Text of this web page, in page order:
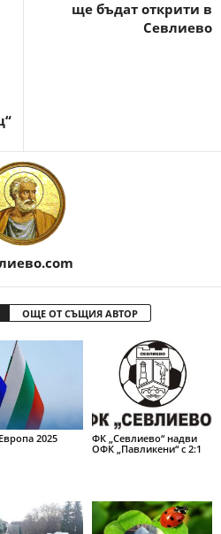
ще бъдат открити в
Севлиево
ОЩЕ ОТ СЪЩИЯ АВТОР
2025
ФК „Севлиево“ надви
ОФК „Павликени“ с 2:1